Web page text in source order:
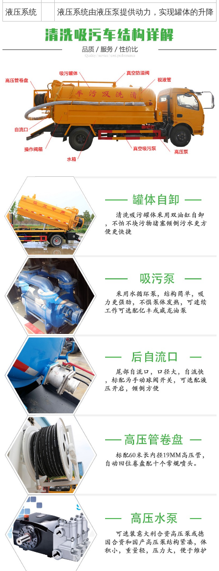
液压系统 液压系统由液压泵提供动力，实现罐体的升降